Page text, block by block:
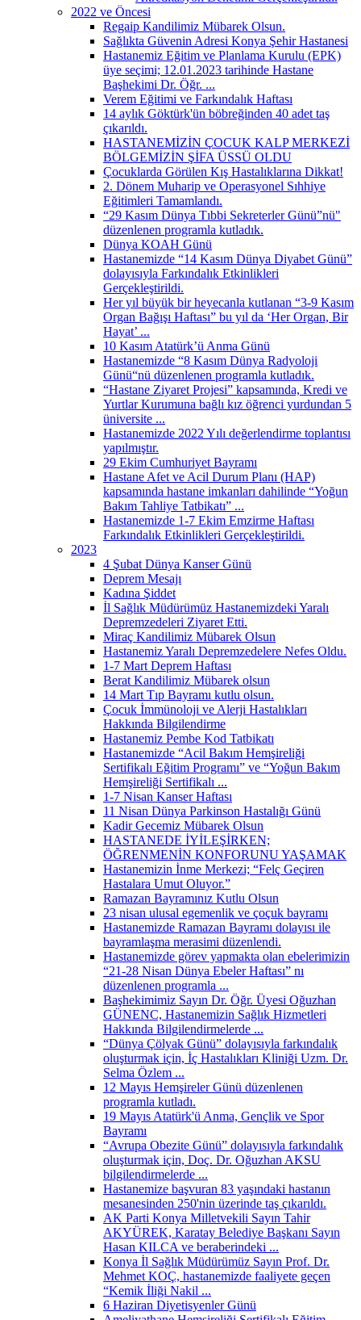
2022 ve Öncesi
Regaip Kandilimiz Mübarek Olsun.
Sağlıkta Güvenin Adresi Konya Şehir Hastanesi
Hastanemiz Eğitim ve Planlama Kurulu (EPK)
üye seçimi; 12.01.2023 tarihinde Hastane
Başhekimi Dr. Öğr. ...
Verem Eğitimi ve Farkındalık Haftası
14 aylık Göktürk'ün böbreğinden 40 adet taş
çıkarıldı.
HASTANEMİZİN ÇOCUK KALP MERKEZİ
BÖLGEMİZİN ŞİFA ÜSSÜ OLDU
Çocuklarda Görülen Kış Hastalıklarına Dikkat!
2. Dönem Muharip ve Operasyonel Sıhhiye
Eğitimleri Tamamlandı.
“29 Kasım Dünya Tıbbi Sekreterler Günü”nü"
düzenlenen programla kutladık.
Dünya KOAH Günü
Hastanemizde “14 Kasım Dünya Diyabet Günü”
dolayısıyla Farkındalık Etkinlikleri
Gerçekleştirildi.
Her yıl büyük bir heyecanla kutlanan “3-9 Kasım
Organ Bağışı Haftası” bu yıl da ‘Her Organ, Bir
Hayat’ ...
10 Kasım Atatürk’ü Anma Günü
Hastanemizde “8 Kasım Dünya Radyoloji
Günü“nü düzenlenen programla kutladık.
“Hastane Ziyaret Projesi” kapsamında, Kredi ve
Yurtlar Kurumuna bağlı kız öğrenci yurdundan 5
üniversite ...
Hastanemizde 2022 Yılı değerlendirme toplantısı
yapılmıştır.
29 Ekim Cumhuriyet Bayramı
Hastane Afet ve Acil Durum Planı (HAP)
kapsamında hastane imkanları dahilinde “Yoğun
Bakım Tahliye Tatbikatı” ...
Hastanemizde 1-7 Ekim Emzirme Haftası
Farkındalık Etkinlikleri Gerçekleştirildi.
2023
4 Şubat Dünya Kanser Günü
Deprem Mesajı
Kadına Şiddet
İl Sağlık Müdürümüz Hastanemizdeki Yaralı
Depremzedeleri Ziyaret Etti.
Miraç Kandilimiz Mübarek Olsun
Hastanemiz Yaralı Depremzedelere Nefes Oldu.
1-7 Mart Deprem Haftası
Berat Kandilimiz Mübarek olsun
14 Mart Tıp Bayramı kutlu olsun.
Çocuk İmmünoloji ve Alerji Hastalıkları
Hakkında Bilgilendirme
Hastanemiz Pembe Kod Tatbikatı
Hastanemizde “Acil Bakım Hemşireliği
Sertifikalı Eğitim Programı” ve “Yoğun Bakım
Hemşireliği Sertifikalı ...
1-7 Nisan Kanser Haftası
11 Nisan Dünya Parkinson Hastalığı Günü
Kadir Gecemiz Mübarek Olsun
HASTANEDE İYİLEŞİRKEN;
ÖĞRENMENİN KONFORUNU YAŞAMAK
Hastanemizin İnme Merkezi; “Felç Geçiren
Hastalara Umut Oluyor.”
Ramazan Bayramınız Kutlu Olsun
23 nisan ulusal egemenlik ve çoçuk bayramı
Hastanemizde Ramazan Bayramı dolayısı ile
bayramlaşma merasimi düzenlendi.
Hastanemizde görev yapmakta olan ebelerimizin
“21-28 Nisan Dünya Ebeler Haftası” nı
düzenlenen programla ...
Başhekimimiz Sayın Dr. Öğr. Üyesi Oğuzhan
GÜNENC, Hastanemizin Sağlık Hizmetleri
Hakkında Bilgilendirmelerde ...
“Dünya Çölyak Günü” dolayısıyla farkındalık
oluşturmak için, İç Hastalıkları Kliniği Uzm. Dr.
Selma Özlem ...
12 Mayıs Hemşireler Günü düzenlenen
programla kutladı.
19 Mayıs Atatürk'ü Anma, Gençlik ve Spor
Bayramı
“Avrupa Obezite Günü” dolayısıyla farkındalık
oluşturmak için, Doç. Dr. Oğuzhan AKSU
bilgilendirmelerde ...
Hastanemize başvuran 83 yaşındaki hastanın
mesanesinden 250'nin üzerinde taş çıkarıldı.
AK Parti Konya Milletvekili Sayın Tahir
AKYÜREK, Karatay Belediye Başkanı Sayın
Hasan KILCA ve beraberindeki ...
Konya İl Sağlık Müdürümüz Sayın Prof. Dr.
Mehmet KOÇ, hastanemizde faaliyete geçen
“Kemik İliği Nakil ...
6 Haziran Diyetisyenler Günü